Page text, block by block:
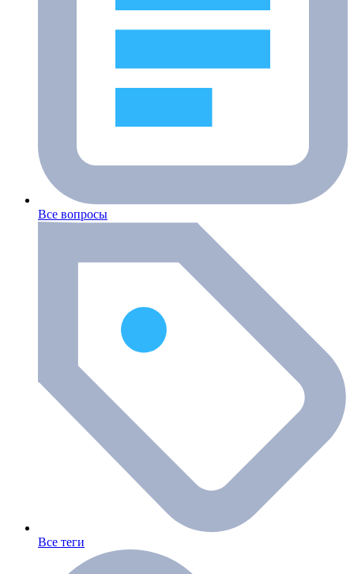
Все вопросы
Все теги